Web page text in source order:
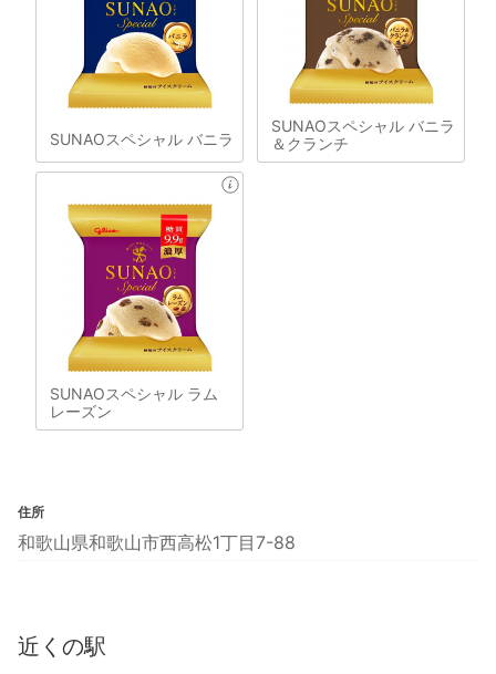
SUNAOスペシャル バニラ
SUNAOスペシャル バニラ
＆クランチ
SUNAOスペシャル ラム
レーズン
住所
和歌山県和歌山市西高松1丁目7-88
近くの駅